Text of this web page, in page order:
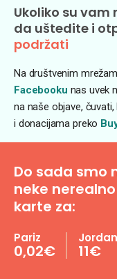
Ukoliko su
da uštedite i
podržati
Na društvenim
Facebooku nas uvek
na naše objave,
i donacijama preko
Do sada smo
neke
karte za:
Pariz
0,02€
Jordan
11€